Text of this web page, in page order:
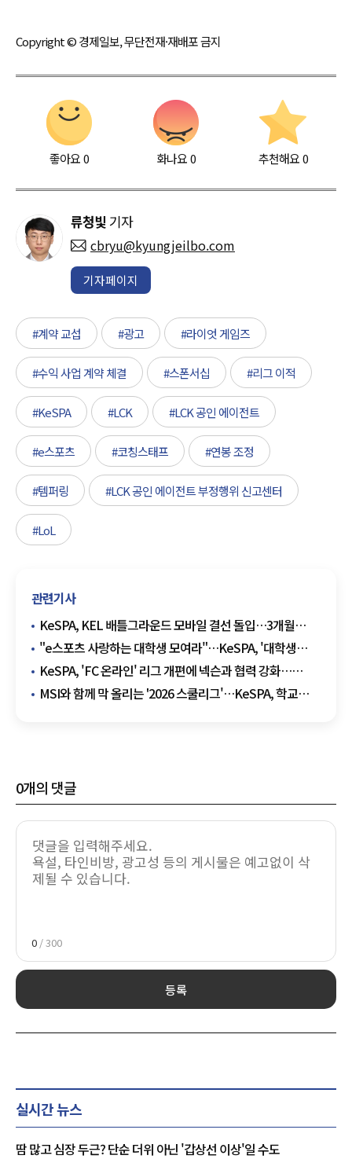
Copyright © 경제일보, 무단전재·재배포 금지
좋아요0 화나요0 추천해요 0
류청빛 기자
cbryu@kyungjeilbo.com
기자페이지
#계약 교섭 #광고 #라이엇 게임즈
#수익 사업 계약 체결 #스폰서십 #리그 이적
#KeSPA #LCK #LCK 공인 에이전트
#e스포츠 #코칭스태프 #연봉 조정
#템퍼링 #LCK 공인 에이전트 부정행위 신고센터
#LoL
관련기사
KeSPA, KEL 배틀그라운드 모바일 결선 돌입…3개월
대장정 마무리
"e스포츠 사랑하는 대학생 모여라"…KeSPA, '대학생
리더스' 17기 모집
KeSPA, 'FC 온라인' 리그 개편에 넥슨과 협력 강화…
유망주 육성 힘쓴다
MSI와 함께 막 올리는 '2026 스쿨리그'…KeSPA, 학교
0개의 댓글
0 / 300
등록
실시간 뉴스
땀 많고 심장 두근? 단순 더위 아닌 '갑상선 이상'일 수도